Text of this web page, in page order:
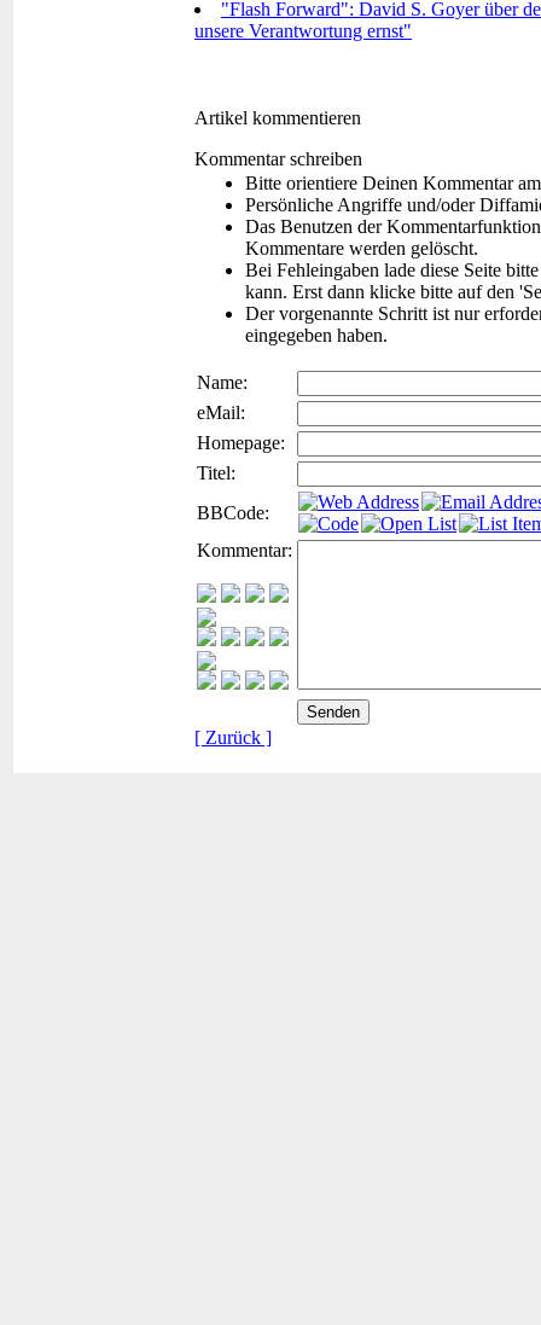
"Flash Forward": David S. Goyer über
unsere Verantwortung ernst"
Artikel kommentieren
Kommentar schreiben
Bitte orientiere Deinen Kommentar
Persönliche Angriffe und/oder
Das Benutzen der
Kommentare werden gelöscht.
Bei Fehleingaben lade diese Seite
kann. Erst dann klicke bitte auf den
Der vorgenannte Schritt ist nur
eingegeben haben.
Name:
eMail:
Homepage:
Titel:
BBCode:
Kommentar:
[ Zurück ]